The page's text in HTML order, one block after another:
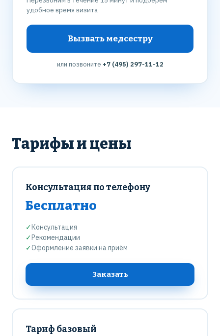
удобное время визита
Вызвать медсестру
или позвоните +7 (495) 297-11-12
Тарифы и цены
Консультация по телефону
Бесплатно
✓Консультация
✓Рекомендации
✓Оформление заявки на приём
Заказать
Тариф базовый